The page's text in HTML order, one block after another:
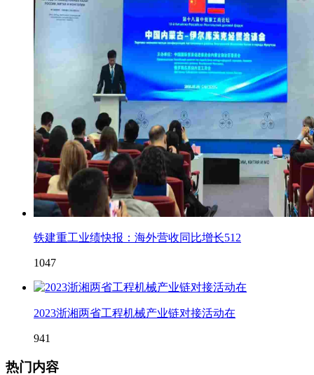
铁建重工业绩快报：海外营收同比增长512
1047
2023浙湘两省工程机械产业链对接活动在
941
热门内容